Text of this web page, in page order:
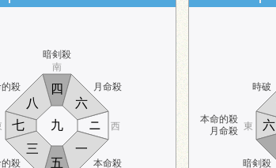
殺
暗剣殺
月命殺
的殺 本命殺
南
西
五
六
七
八
九
一
ニ
三
四 時破
本命的殺
月命殺
暗剣殺
東
六